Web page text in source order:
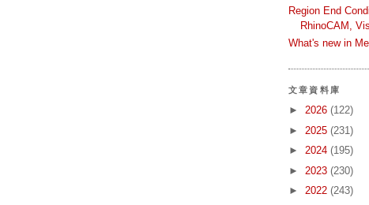
Region End
RhinoCAM,
What's new in
文章資料庫
► 2026 (122)
► 2025 (231)
► 2024 (195)
► 2023 (230)
► 2022 (243)